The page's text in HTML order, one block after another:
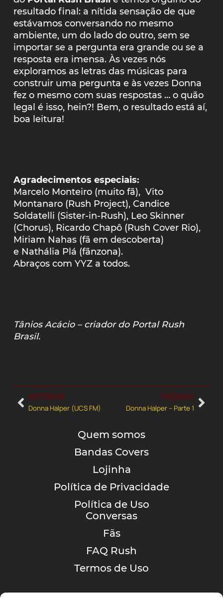
resultado final: a nítida sensação de que
estávamos conversando no mesmo
ambiente, um do lado do outro, sem se
importar se a pergunta era grande ou se a
resposta era imensa. Às vezes nós
exploramos as letras das músicas para
construir uma pergunta e às vezes Donna
fez o mesmo com suas respostas … o quão
legal é isso, hein?! Bem, o resultado está aí,
boa leitura!
Agradecimentos especiais:
Marcelo Monteiro (muito fã), Vito
Montanaro (Rush Project), Candice
Soldatelli (Sister-in-Rush), Leo Skinner
(Chorus), Ricardo Chapô (Rush Cover Rio),
Miriam Nahas (fã em descoberta)
e Nathália Plá (fãnzona).
Abraços com YYZ a todos.
Tânios Acácio – criador do Portal Rush
Brasil.
ANTERIOR
Donna Halper (UCS FM)
PRÓXIMO
Donna Halper – Parte 1
Quem somos
Bandas Covers
Lojinha
Política de Privacidade
Política de Uso
Conversas
Fãs
FAQ Rush
Termos de Uso